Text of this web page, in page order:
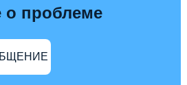
о проблеме